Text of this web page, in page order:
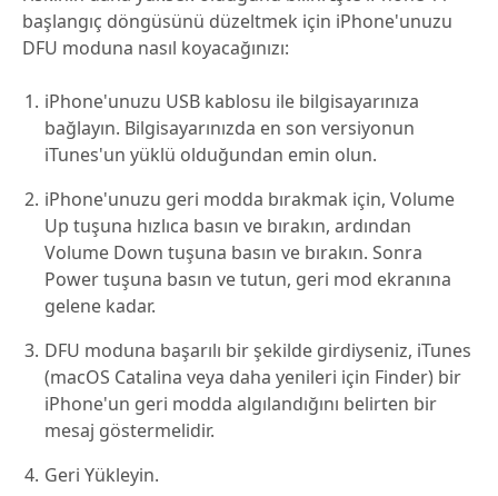
başlangıç döngüsünü düzeltmek için iPhone'unuzu
DFU moduna nasıl koyacağınızı:
iPhone'unuzu USB kablosu ile bilgisayarınıza
bağlayın. Bilgisayarınızda en son versiyonun
iTunes'un yüklü olduğundan emin olun.
iPhone'unuzu geri modda bırakmak için, Volume
Up tuşuna hızlıca basın ve bırakın, ardından
Volume Down tuşuna basın ve bırakın. Sonra
Power tuşuna basın ve tutun, geri mod ekranına
gelene kadar.
DFU moduna başarılı bir şekilde girdiyseniz, iTunes
(macOS Catalina veya daha yenileri için Finder) bir
iPhone'un geri modda algılandığını belirten bir
mesaj göstermelidir.
Geri Yükleyin.